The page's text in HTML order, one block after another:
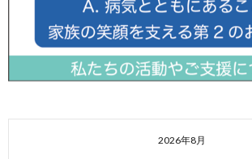
2026年8月